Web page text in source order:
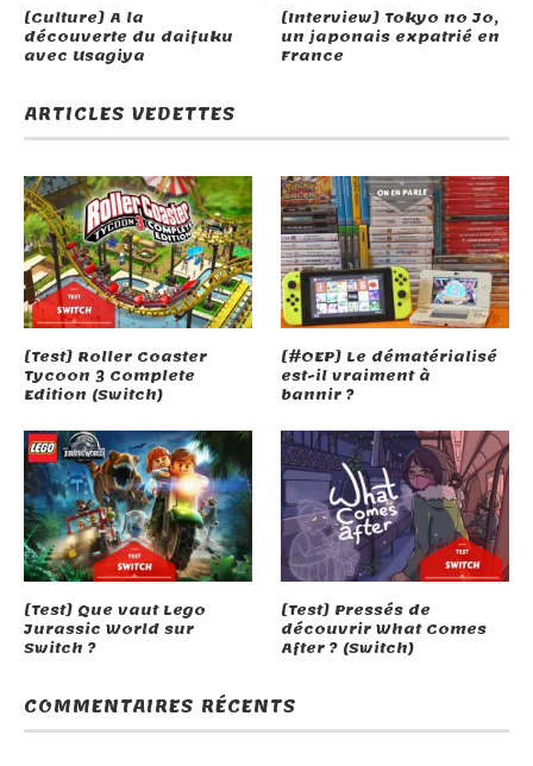
[Culture] A la
découverte du daifuku
avec Usagiya
[Interview] Tokyo no Jo,
un japonais expatrié en
France
ARTICLES VEDETTES
[Test] Roller Coaster
Tycoon 3 Complete
Edition (Switch)
[#OEP] Le dématérialisé
est-il vraiment à
bannir ?
[Test] Que vaut Lego
Jurassic World sur
Switch ?
[Test] Pressés de
découvrir What Comes
After ? (Switch)
COMMENTAIRES RÉCENTS